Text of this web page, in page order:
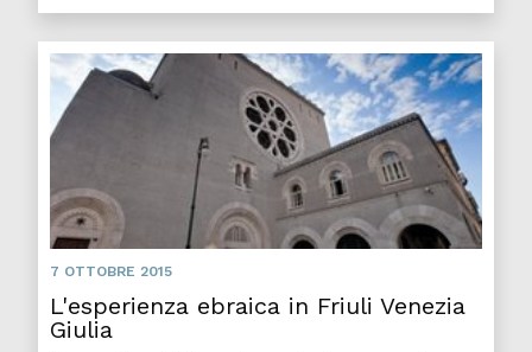
7 OTTOBRE 2015
L'esperienza ebraica in Friuli Venezia
Giulia